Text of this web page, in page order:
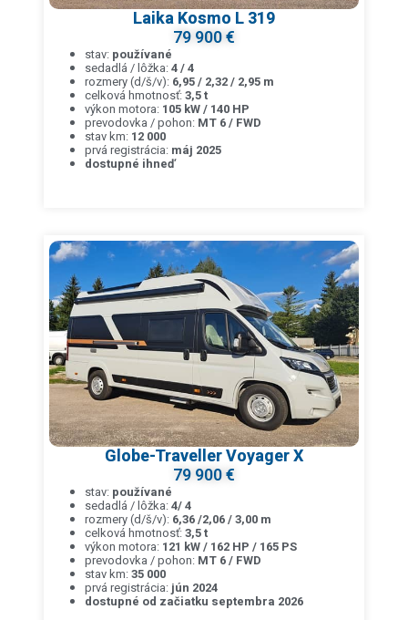
Laika Kosmo L 319
79 900 €
stav: používané
sedadlá / lôžka:4 / 4
rozmery (d/š/v): 6,95 / 2,32 / 2,95 m
celková hmotnosť:3,5 t
výkon motora: 105 kW / 140 HP
prevodovka / pohon: MT 6 / FWD
stav km: 12 000
prvá registrácia: máj 2025
dostupné ihneď
Globe-Traveller Voyager X
79 900 €
stav: používané
sedadlá / lôžka:4/ 4
rozmery (d/š/v): 6,36 /2,06 / 3,00 m
celková hmotnosť:3,5 t
výkon motora: 121 kW / 162 HP / 165 PS
prevodovka / pohon: MT 6 / FWD
stav km:35 000
prvá registrácia: jún 2024
dostupné od začiatku septembra 2026